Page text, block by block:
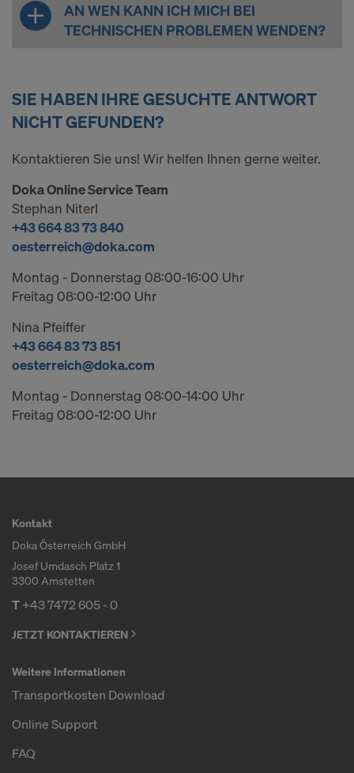
AN WEN KANN ICH MICH BEI
TECHNISCHEN PROBLEMEN WENDEN?
SIE HABEN IHRE GESUCHTE ANTWORT
NICHT GEFUNDEN?
Kontaktieren Sie uns! Wir helfen Ihnen gerne weiter.
Doka Online Service Team
Stephan Niterl
+43 664 83 73 840
oesterreich@doka.com
Montag - Donnerstag 08:00-16:00 Uhr
Freitag 08:00-12:00 Uhr
Nina Pfeiffer
+43 664 83 73 851
oesterreich@doka.com
Montag - Donnerstag 08:00-14:00 Uhr
Freitag 08:00-12:00 Uhr
Kontakt
Doka Österreich GmbH
Josef Umdasch Platz 1
3300 Amstetten
T+43 7472 605 - 0
JETZT KONTAKTIEREN
Weitere Informationen
Transportkosten Download
Online Support
FAQ